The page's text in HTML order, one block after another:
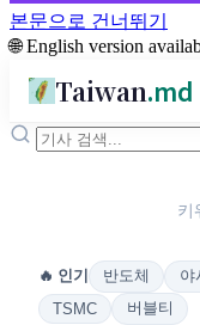
본문으로 건너뛰기
🌐 English version
Taiwan.md
키
🔥 인기 반도체 야
TSMC
버블티